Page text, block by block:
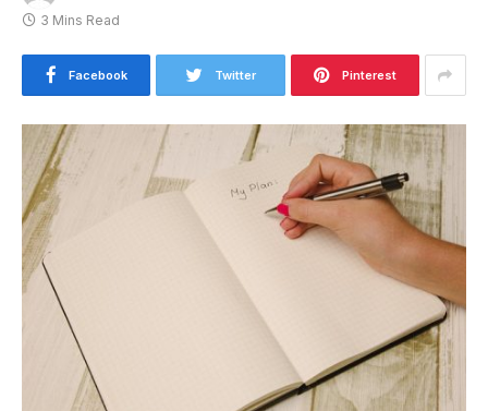
3 Mins Read
Facebook Twitter Pinterest